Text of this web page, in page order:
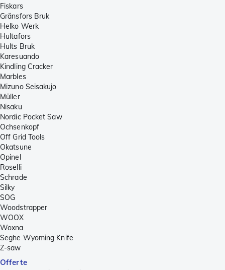
Fiskars
Gränsfors Bruk
Helko Werk
Hultafors
Hults Bruk
Karesuando
Kindling Cracker
Marbles
Mizuno Seisakujo
Müller
Nisaku
Nordic Pocket Saw
Ochsenkopf
Off Grid Tools
Okatsune
Opinel
Roselli
Schrade
Silky
SOG
Woodstrapper
WOOX
Woxna
Seghe Wyoming Knife
Z-saw
Offerte